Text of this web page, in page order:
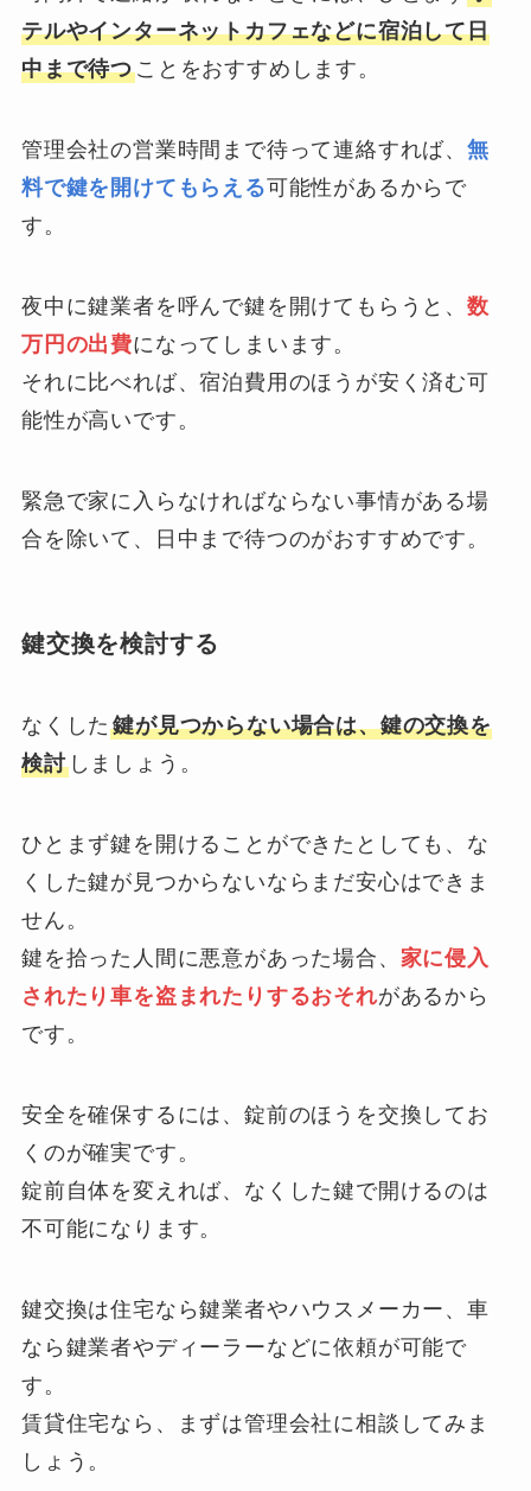
テルやインターネットカフェなどに宿泊して日
中まで待つことをおすすめします。
管理会社の営業時間まで待って連絡すれば、無
料で鍵を開けてもらえる可能性があるからで
す。
夜中に鍵業者を呼んで鍵を開けてもらうと、数
万円の出費になってしまいます。
それに比べれば、宿泊費用のほうが安く済む可
能性が高いです。
緊急で家に入らなければならない事情がある場
合を除いて、日中まで待つのがおすすめです。
鍵交換を検討する
なくした鍵が見つからない場合は、鍵の交換を
検討しましょう。
ひとまず鍵を開けることができたとしても、な
くした鍵が見つからないならまだ安心はできま
せん。
鍵を拾った人間に悪意があった場合、 家に侵入
されたり車を盗まれたりするおそれがあるから
です。
安全を確保するには、錠前のほうを交換してお
くのが確実です。
錠前自体を変えれば、なくした鍵で開けるのは
不可能になります。
鍵交換は住宅なら鍵業者やハウスメーカー、車
なら鍵業者やディーラーなどに依頼が可能で
す。
賃貸住宅なら、まずは管理会社に相談してみま
しょう。